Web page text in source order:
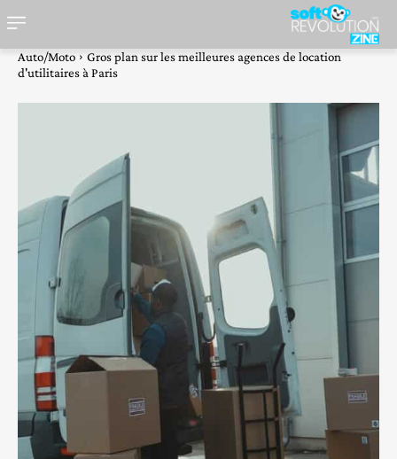
Auto/Moto
Gros plan sur les meilleures agences de location
d'utilitaires à Paris